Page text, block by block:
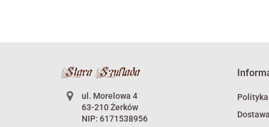
ul. Morelowa 4
63-210 Żerków
NIP: 6171538956